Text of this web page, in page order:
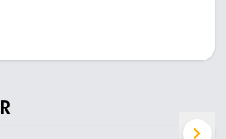
é feita por chapa.